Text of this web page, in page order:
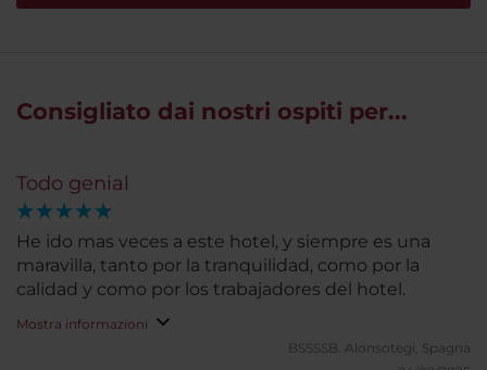
Consigliato dai nostri ospiti per...
Todo genial
He ido mas veces a este hotel, y siempre es una
maravilla, tanto por la tranquilidad, como por la
calidad y como por los trabajadores del hotel.
Mostra informazioni
BSSSSB. Alonsotegi, Spagna